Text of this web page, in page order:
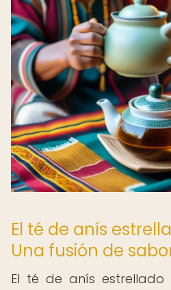
El té de anís
Una fusión de
El té de anís